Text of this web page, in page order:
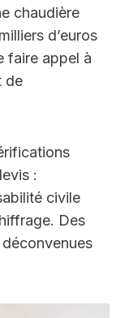
chaudière
d’euros
faire appel à
de
:
civile
Des